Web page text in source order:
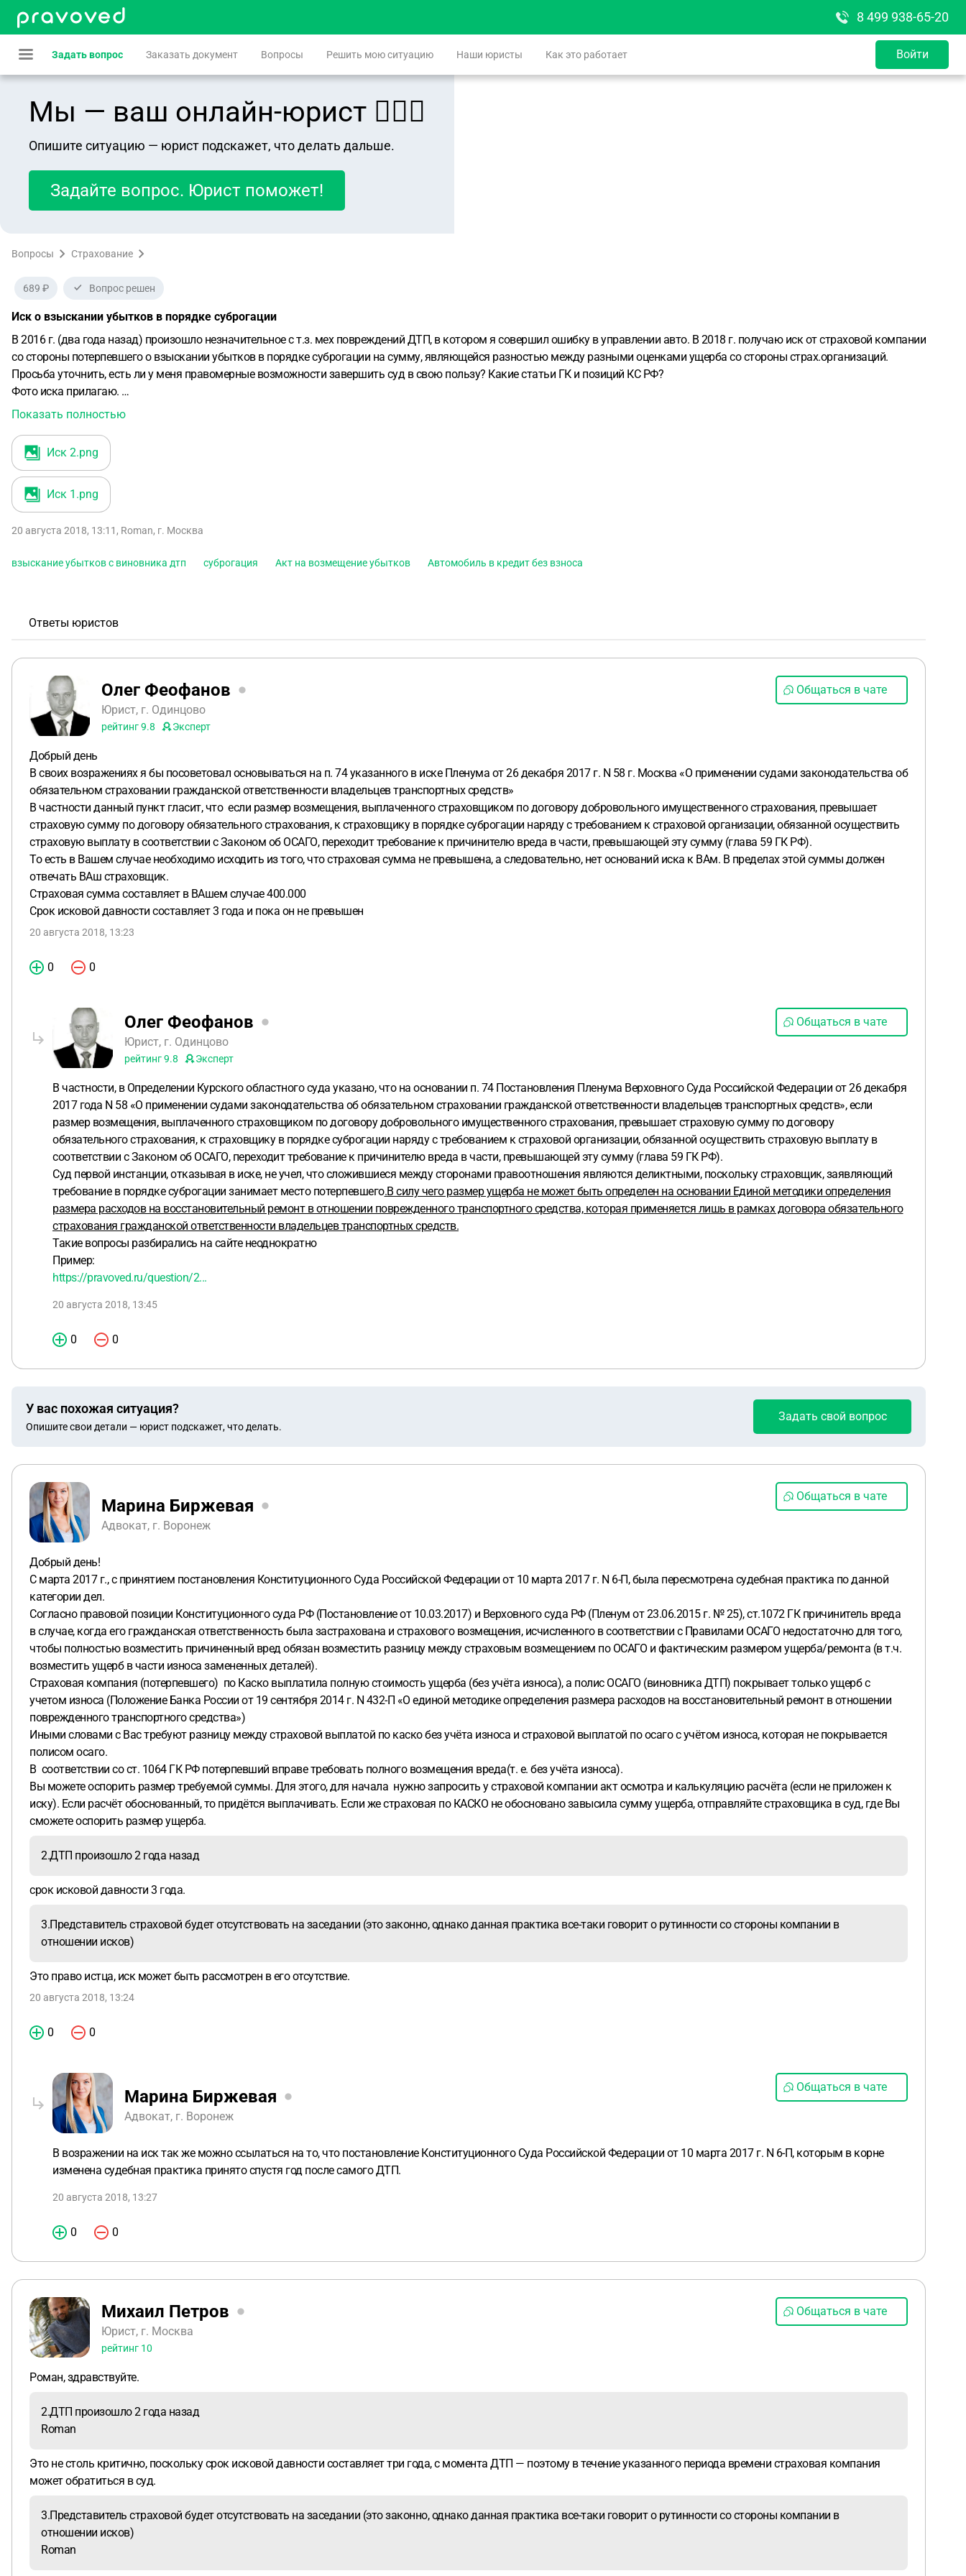
8 499 938-65-20
Задать вопрос Заказать документ Вопросы Решить мою ситуацию Наши юристы Как это работает Войти
Мы — ваш онлайн-юрист 👨🏻‍⚖️
Опишите ситуацию — юрист подскажет, что делать дальше.
Задайте вопрос. Юрист поможет!
Вопросы Страхование
689 ₽ Вопрос решен
Иск о взыскании убытков в порядке суброгации
В 2016 г. (два года назад) произошло незначительное с т.з. мех повреждений ДТП, в котором я совершил ошибку в управлении авто. В 2018 г. получаю иск от страховой компании
со стороны потерпевшего о взыскании убытков в порядке суброгации на сумму, являющейся разностью между разными оценками ущерба со стороны страх.организаций.
Просьба уточнить, есть ли у меня правомерные возможности завершить суд в свою пользу? Какие статьи ГК и позиций КС РФ?
Фото иска прилагаю.
Что мне кажется странным:
2.ДТП произошло 2 года назад
3.Представитель страховой будет отсутствовать на заседании (это законно, однако данная практика все-таки говорит о рутинности со стороны компании в отношении исков)
Показать полностью
Иск 2.png
Иск 1 .png
20 августа 2018, 13:11 , Roman, г. Москва
взыскание убытков с виновника дтп суброгация Акт на возмещение убытков Автомобиль в кредит без взноса
Ответы юристов
Олег Феофанов
Юрист, г. Одинцово
рейтинг9.8 Эксперт
Общаться в чате
Добрый день
В своих возражениях я бы посоветовал основываться на п. 74 указанного в иске Пленума от 26 декабря 2017 г. N 58 г. Москва «О применении судами законодательства об
обязательном страховании гражданской ответственности владельцев транспортных средств»
В частности данный пункт гласит, что если размер возмещения, выплаченного страховщиком по договору добровольного имущественного страхования, превышает
страховую сумму по договору обязательного страхования, к страховщику в порядке суброгации наряду с требованием к страховой организации, обязанной осуществить
страховую выплату в соответствии с Законом об ОСАГО, переходит требование к причинителю вреда в части, превышающей эту сумму (глава 59 ГК РФ).
То есть в Вашем случае необходимо исходить из того, что страховая сумма не превышена, а следовательно, нет оснований иска к ВАм. В пределах этой суммы должен
отвечать ВАш страховщик.
Страховая сумма составляет в ВАшем случае 400.000
Срок исковой давности составляет 3 года и пока он не превышен
20 августа 2018, 13:23
0 0
Олег Феофанов
Юрист, г. Одинцово
рейтинг9.8 Эксперт
Общаться в чате
В частности, в Определении Курского областного суда указано, что на основании п. 74 Постановления Пленума Верховного Суда Российской Федерации от 26 декабря
2017 года N 58 «О применении судами законодательства об обязательном страховании гражданской ответственности владельцев транспортных средств», если
размер возмещения, выплаченного страховщиком по договору добровольного имущественного страхования, превышает страховую сумму по договору
обязательного страхования, к страховщику в порядке суброгации наряду с требованием к страховой организации, обязанной осуществить страховую выплату в
соответствии с Законом об ОСАГО, переходит требование к причинителю вреда в части, превышающей эту сумму (глава 59 ГК РФ).
Суд первой инстанции, отказывая в иске, не учел, что сложившиеся между сторонами правоотношения являются деликтными, поскольку страховщик, заявляющий
требование в порядке суброгации занимает место потерпевшего.В силу чего размер ущерба не может быть определен на основании Единой методики определения
размера расходов на восстановительный ремонт в отношении поврежденного транспортного средства, которая применяется лишь в рамках договора обязательного
страхования гражданской ответственности владельцев транспортных средств.
Такие вопросы разбирались на сайте неоднократно
Пример:
https://pravoved.ru/question/2...
20 августа 2018, 13:45
0 0
У вас похожая ситуация?
Опишите свои детали — юрист подскажет, что делать.
Задать свой вопрос
Марина Биржевая
Адвокат, г. Воронеж
Общаться в чате
Добрый день!
С марта 2017 г., с принятием постановления Конституционного Суда Российской Федерации от 10 марта 2017 г. N 6-П, была пересмотрена судебная практика по данной
категории дел.
Согласно правовой позиции Конституционного суда РФ (Постановление от 10.03.2017) и Верховного суда РФ (Пленум от 23.06.2015 г. № 25), ст.1072 ГК причинитель вреда
в случае, когда его гражданская ответственность была застрахована и страхового возмещения, исчисленного в соответствии с Правилами ОСАГО недостаточно для того,
чтобы полностью возместить причиненный вред обязан возместить разницу между страховым возмещением по ОСАГО и фактическим размером ущерба/ремонта (в т.ч.
возместить ущерб в части износа замененных деталей).
Страховая компания (потерпевшего) по Каско выплатила полную стоимость ущерба (без учёта износа), а полис ОСАГО (виновника ДТП) покрывает только ущерб с
учетом износа (Положение Банка России от 19 сентября 2014 г. N 432-П «О единой методике определения размера расходов на восстановительный ремонт в отношении
поврежденного транспортного средства»)
Иными словами с Вас требуют разницу между страховой выплатой по каско без учёта износа и страховой выплатой по осаго с учётом износа, которая не покрывается
полисом осаго.
В соответствии со ст. 1064 ГК РФ потерпевший вправе требовать полного возмещения вреда(т. е. без учёта износа).
Вы можете оспорить размер требуемой суммы. Для этого, для начала нужно запросить у страховой компании акт осмотра и калькуляцию расчёта (если не приложен к
иску). Если расчёт обоснованный, то придётся выплачивать. Если же страховая по КАСКО не обосновано завысила сумму ущерба, отправляйте страховщика в суд, где Вы
сможете оспорить размер ущерба.
2.ДТП произошло 2 года назад
срок исковой давности 3 года.
3.Представитель страховой будет отсутствовать на заседании (это законно, однако данная практика все-таки говорит о рутинности со стороны компании в
отношении исков)
Это право истца, иск может быть рассмотрен в его отсутствие.
20 августа 2018, 13:24
0 0
Марина Биржевая
Адвокат, г. Воронеж
Общаться в чате
В возражении на иск так же можно ссылаться на то, что постановление Конституционного Суда Российской Федерации от 10 марта 2017 г. N 6-П, которым в корне
изменена судебная практика принято спустя год после самого ДТП.
20 августа 2018, 13:27
0 0
Михаил Петров
Юрист, г. Москва
рейтинг 10
Общаться в чате
Роман, здравствуйте.
2.ДТП произошло 2 года назад
Roman
Это не столь критично, поскольку срок исковой давности составляет три года, с момента ДТП — поэтому в течение указанного периода времени страховая компания
может обратиться в суд.
3.Представитель страховой будет отсутствовать на заседании (это законно, однако данная практика все-таки говорит о рутинности со стороны компании в
отношении исков)
Roman